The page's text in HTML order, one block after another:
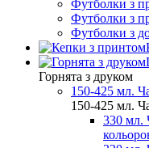
Футболки з
Футболки з
Футболки з
Горнята з друком
150-425 мл.
150-425 мл.
330 мл.